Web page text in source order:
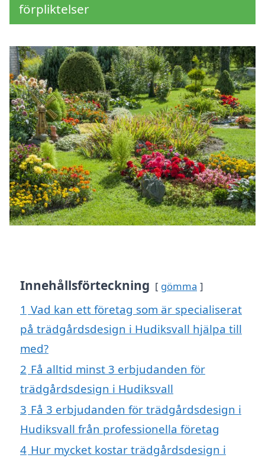
förpliktelser
Innehållsförteckning gömma
1 Vad kan ett företag som är specialiserat
på trädgårdsdesign i Hudiksvall hjälpa till
med?
2 Få alltid minst 3 erbjudanden för
trädgårdsdesign i Hudiksvall
3 Få 3 erbjudanden för trädgårdsdesign i
Hudiksvall från professionella företag
4 Hur mycket kostar trädgårdsdesign i